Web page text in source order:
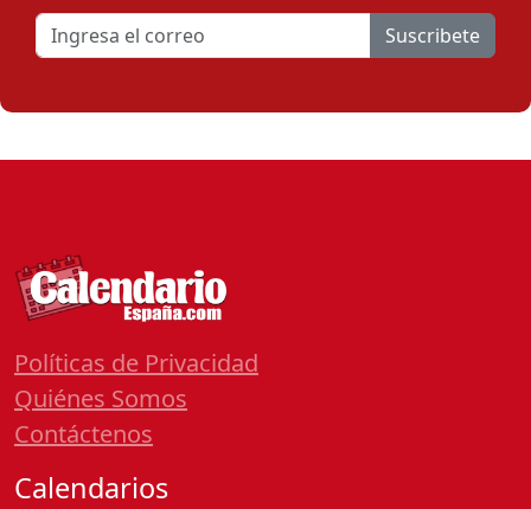
Suscribete
Políticas de Privacidad
Quiénes Somos
Contáctenos
Calendarios